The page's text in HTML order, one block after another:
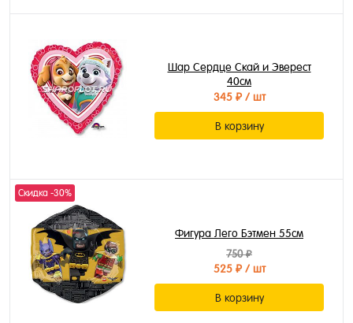
Шар Сердце Скай и Эверест
40см
345 ₽/ шт
В корзину
Скидка -30%
Фигура Лего Бэтмен 55см
750 ₽
525 ₽/ шт
В корзину